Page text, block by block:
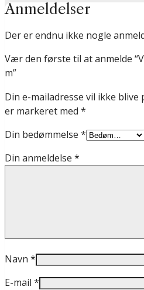
Anmeldelser
Der er endnu ikke nogle
Vær den første til at anmelde
m”
Din e-mailadresse vil ikke blive
er markeret med *
Din bedømmelse *
Din anmeldelse *
Navn *
E-mail *